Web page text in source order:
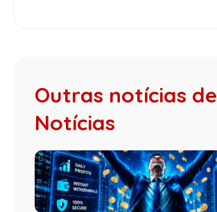
Outras notícias de
Notícias